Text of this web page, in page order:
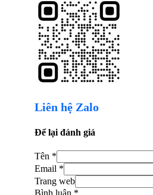
Liên hệ Zalo
Để lại đánh giá
Tên *
Email *
Trang web
Bình luận *